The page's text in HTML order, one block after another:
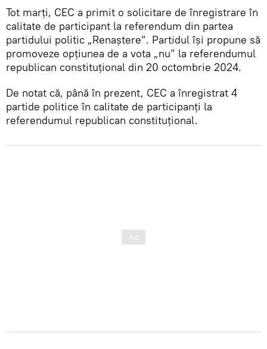
Tot marți, CEC a primit o solicitare de înregistrare în
calitate de participant la referendum din partea
partidului politic „Renaștere”. Partidul își propune să
promoveze opțiunea de a vota „nu” la referendumul
republican constituțional din 20 octombrie 2024.
De notat că, până în prezent, CEC a înregistrat 4
partide politice în calitate de participanți la
referendumul republican constituțional.